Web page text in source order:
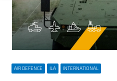
AIR DEFENCE ILA INTERNATIONAL